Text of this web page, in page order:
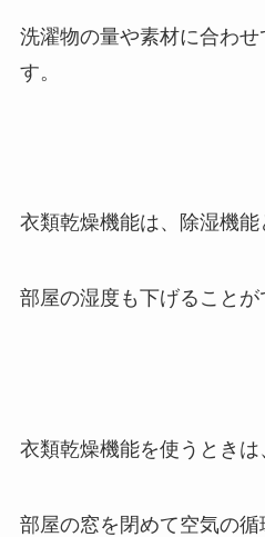
洗濯物の量や素材に合わせ
す。
衣類乾燥機能は、除湿機能
部屋の湿度も下げることが
衣類乾燥機能を使うときは
部屋の窓を閉めて空気の